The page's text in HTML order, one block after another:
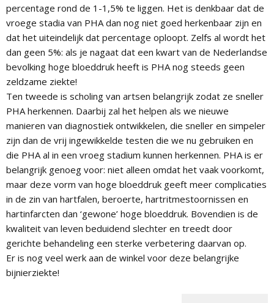
percentage rond de 1-1,5% te liggen. Het is denkbaar dat de
vroege stadia van PHA dan nog niet goed herkenbaar zijn en
dat het uiteindelijk dat percentage oploopt. Zelfs al wordt het
dan geen 5%: als je nagaat dat een kwart van de Nederlandse
bevolking hoge bloeddruk heeft is PHA nog steeds geen
zeldzame ziekte!
Ten tweede is scholing van artsen belangrijk zodat ze sneller
PHA herkennen. Daarbij zal het helpen als we nieuwe
manieren van diagnostiek ontwikkelen, die sneller en simpeler
zijn dan de vrij ingewikkelde testen die we nu gebruiken en
die PHA al in een vroeg stadium kunnen herkennen. PHA is er
belangrijk genoeg voor: niet alleen omdat het vaak voorkomt,
maar deze vorm van hoge bloeddruk geeft meer complicaties
in de zin van hartfalen, beroerte, hartritmestoornissen en
hartinfarcten dan ‘gewone’ hoge bloeddruk. Bovendien is de
kwaliteit van leven beduidend slechter en treedt door
gerichte behandeling een sterke verbetering daarvan op.
Er is nog veel werk aan de winkel voor deze belangrijke
bijnierziekte!